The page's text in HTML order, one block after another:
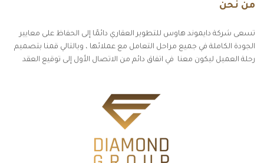
من نحن
تسعى شركة دايموند هاوس للتطوير العقاري دائمًا إلى الحفاظ على معايير
الجودة الكاملة في جميع مراحل التعامل مع عملائها ، وبالتالي قمنا بتصميم
رحلة العميل ليكون معنا في اتفاق دائم من الاتصال الأول إلى توقيع العقد